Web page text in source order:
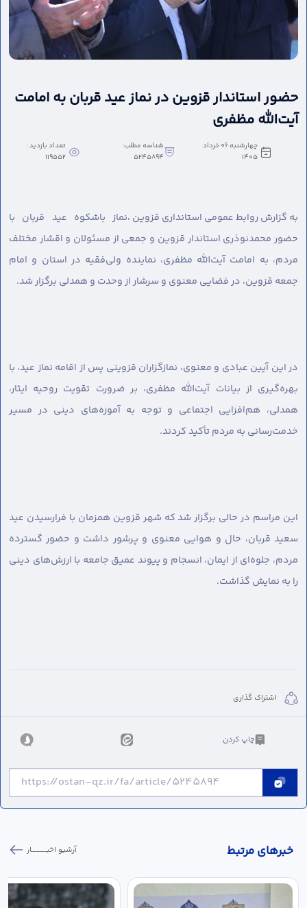
حضور استاندار قزوین در نماز عید قربان به امامت
آیت‌الله مظفری
چهارشنبه 06 خرداد
1405
شناسه مطلب:
5245894
تعداد بازدید :
119552
به گزارش روابط عمومی استانداری قزوین ،نماز باشکوه عید قربان با
حضور محمدنوذری استاندار قزوین و جمعی از مسئولان و اقشار مختلف
مردم، به امامت آیت‌الله مظفری، نماینده ولی‌فقیه در استان و امام
جمعه قزوین، در فضایی معنوی و سرشار از وحدت و همدلی برگزار شد.
در این آیین عبادی و معنوی، نمازگزاران قزوینی پس از اقامه نماز عید، با
بهره‌گیری از بیانات آیت‌الله مظفری، بر ضرورت تقویت روحیه ایثار،
همدلی، هم‌افزایی اجتماعی و توجه به آموزه‌های دینی در مسیر
خدمت‌رسانی به مردم تأکید کردند.
این مراسم در حالی برگزار شد که شهر قزوین همزمان با فرارسیدن عید
سعید قربان، حال و هوایی معنوی و پرشور داشت و حضور گسترده
مردم، جلوه‌ای از ایمان، انسجام و پیوند عمیق جامعه با ارزش‌های دینی
را به نمایش گذاشت.
اشتراک گذاری
چاپ کردن
خبر‌های مرتبط آرشیو اخبـــــــــــار